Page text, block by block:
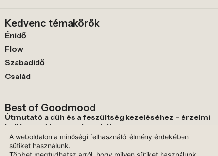
Kedvenc témakörök
Énidő
Flow
Szabadidő
Család
Best of Goodmood
Útmutató a düh és a feszültség kezeléséhez – érzelmi
hullámvasút a gyerekszobában
Miért esik olyan jól egy kiadós bőgés a tévé előtt? 5
sírós film, amit mindenkinek látnia kell!
A weboldalon a minőségi felhasználói élmény érdekében
sütiket használunk.
Többet megtudhatsz arról, hogy milyen sütiket használunk,